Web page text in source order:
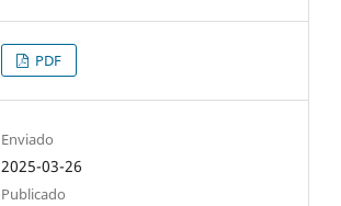
PDF
Enviado
2025-03-26
Publicado